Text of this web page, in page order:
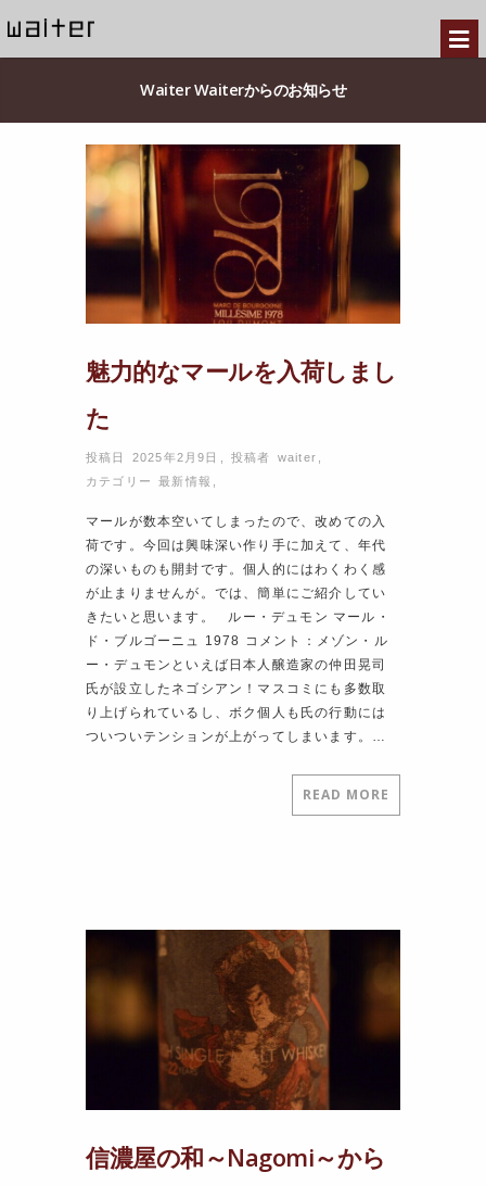
Waiter Waiterからのお知らせ
魅力的なマールを入荷しまし
た
投稿日 2025年2月9日 ,投稿者 waiter
カテゴリー最新情報
マールが数本空いてしまったので、改めての入
荷です。今回は興味深い作り手に加えて、年代
の深いものも開封です。個人的にはわくわく感
が止まりませんが。では、簡単にご紹介してい
きたいと思います。 ルー・デュモン マール・
ド・ブルゴーニュ 1978 コメント：メゾン・ル
ー・デュモンといえば日本人醸造家の仲田晃司
氏が設立したネゴシアン！マスコミにも多数取
り上げられているし、ボク個人も氏の行動には
ついついテンションが上がってしまいます。…
READ MORE
信濃屋の和～Nagomi～から